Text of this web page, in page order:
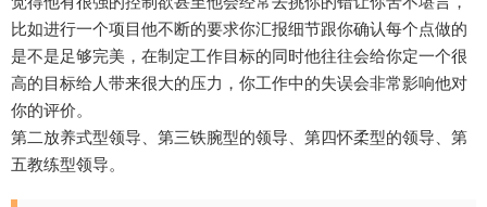
比如进行一个项目他不断的要求你汇报细节跟你确认每个点做的
是不是足够完美，在制定工作目标的同时他往往会给你定一个很
高的目标给人带来很大的压力，你工作中的失误会非常影响他对
你的评价。
第二放养式型领导、第三铁腕型的领导、第四怀柔型的领导、第
五教练型领导。